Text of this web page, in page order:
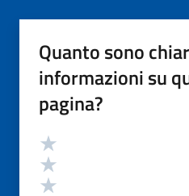
Quanto sono
informazioni su
pagina?
Valutazione